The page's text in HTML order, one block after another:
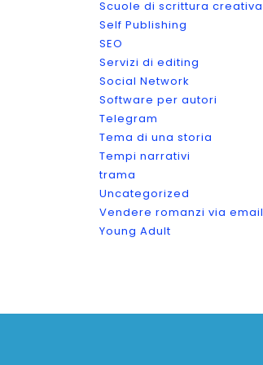
Scuole di scrittura creativa
Self Publishing
SEO
Servizi di editing
Social Network
Software per autori
Telegram
Tema di una storia
Tempi narrativi
trama
Uncategorized
Vendere romanzi via email
Young Adult